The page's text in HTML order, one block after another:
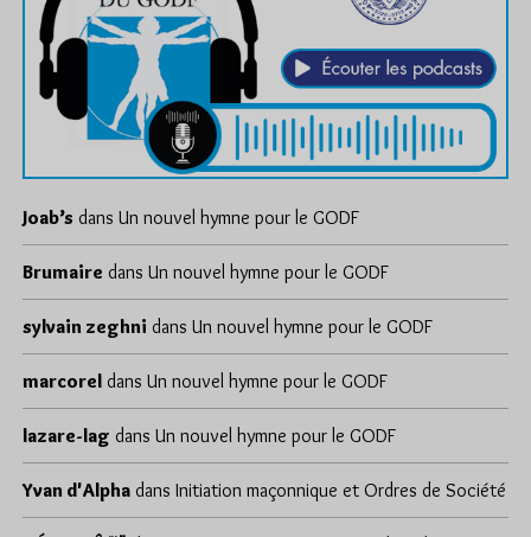
Joab’s dans Un nouvel hymne pour le GODF
Brumaire dans Un nouvel hymne pour le GODF
sylvain zeghni dans Un nouvel hymne pour le GODF
marcorel dans Un nouvel hymne pour le GODF
lazare-lag dans Un nouvel hymne pour le GODF
Yvan d'Alpha dans Initiation maçonnique et Ordres de Société